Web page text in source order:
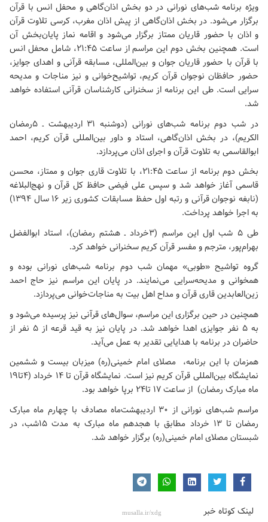
ویژه برنامه شب‌های نورانی در دو بخش اذان‌گاهی و محفل انس با قرآن
برگزار می‌شود. در بخش اذان‌گاهی از پیش اذان مغرب، کرسی تلاوت قرآن
و اذان با حضور قاریان ممتاز برگزار می‌شود و اقامه نماز پایان‌بخش آن
است. همچنین بخش دوم این مراسم از ساعت ۲۱:۴۵، شامل محفل انس
با قرآن با حضور قاریان جوان و بین‌المللی، مسابقه قرآنی و اهدای جوایز،
حضور حافظان نوجوان قرآن کریم، تواشیح‌خوانی و نیز مناجات و مدیحه
سرایی است. طی این برنامه از سخنرانی کارشناسان قرآنی استفاده خواهد
شد.
در شب دوم برنامه شب‌های نورانی (دوشنبه ۳۱ اردیبهشت ـ ۵رمضان
الکریم)، در بخش اذان‌گاهی، استاد و داور بین‌المللی قرآن کریم، احمد
ابوالقاسمی به تلاوت قرآن و اجرای اذان می‌پردازد.
بخش دوم برنامه از ساعت ۲۱:۴۵، با تلاوت قاری جوان و ممتاز، محسن
قاسمی آغاز خواهد شد و سپس علی فیضی حافظ کل قرآن و نهج‌البلاغه
(نابغه نوجوان قرآنی و رتبه اول حفظ مسابقات کشوری زیر ۱۶ سال ۱۳۹۴)
به اجرا خواهد پرداخت.
طی ۵ شب اول این مراسم (۳خرداد ـ هشتم رمضان)، استاد ابوالفضل
بهرام‌پور، مترجم و مفسر قرآن کریم سخنرانی خواهد کرد.
گروه تواشیح «طوبی» مهمان شب دوم برنامه شب‌های نورانی بوده و
همخوانی و مدیحه‌سرایی می‌نمایند. در پایان این مراسم نیز حاج احمد
زین‌العابدین قاری قرآن و مداح اهل بیت به مناجات‌خوانی می‌پردازد.
همچنین در حین برگزاری این مراسم، سوال‌های قرآنی نیز پرسیده می‌شود و
به ۵ نفر جوایزی اهدا خواهد شد. در پایان نیز به قید قرعه از ۵ نفر از
حاضران در برنامه با هدایایی تقدیر به عمل می‌آید.
همزمان با این برنامه، مصلای امام خمینی(ره) میزبان بیست و ششمین
نمایشگاه بین‌المللی قرآن کریم نیز است. نمایشگاه قرآن تا ۱۴ خرداد (۴تا۱۹
ماه مبارک رمضان) از ساعت ۱۷ تا۲۴ برپا خواهد بود.
مراسم شب‌های نورانی از ۳۰ اردیبهشت‌ماه مصادف با چهارم ماه مبارک
رمضان تا ۱۳ خرداد مطابق با هجدهم ماه مبارک به مدت ۱۵شب، در
شبستان مصلای امام خمینی(ره) برگزار خواهد شد.
لینک کوتاه خبر